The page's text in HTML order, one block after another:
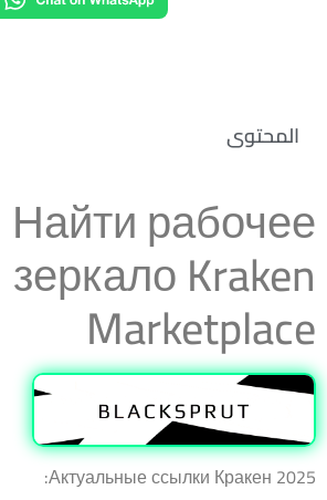
المحتوى
Найти рабочее
зеркало Kraken
Marketplace
Актуальные ссылки Кракен 2025: